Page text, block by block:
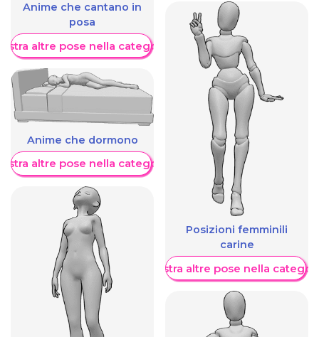
Anime che cantano in
posa
altre pose nella categoria
Anime che dormono
altre pose nella categoria
Posizioni femminili
carine
Mostra altre pose nella